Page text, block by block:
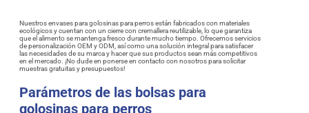
Nuestros envases para golosinas para perros están fabricados con materiales
ecológicos y cuentan con un cierre con cremallera reutilizable, lo que garantiza
que el alimento se mantenga fresco durante mucho tiempo. Ofrecemos servicios
de personalización OEM y ODM, así como una solución integral para satisfacer
las necesidades de su marca y hacer que sus productos sean más competitivos
en el mercado. ¡No dude en ponerse en contacto con nosotros para solicitar
muestras gratuitas y presupuestos!
Parámetros de las bolsas para
golosinas para perros